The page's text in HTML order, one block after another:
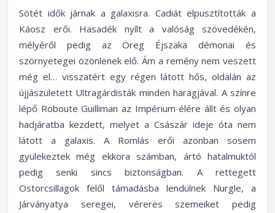
Sötét idők járnak a galaxisra. Cadiát elpusztították a
Káosz erői. Hasadék nyílt a valóság szövedékén,
mélyéről pedig az Öreg Éjszaka démonai és
szörnyetegei özönlenek elő. Ám a remény nem veszett
még el… visszatért egy régen látott hős, oldalán az
újjászületett Ultragárdisták minden haragjával. A színre
lépő Roboute Guilliman az Impérium élére állt és olyan
hadjáratba kezdett, melyet a Császár ideje óta nem
látott a galaxis. A Romlás erői azonban sosem
gyülekeztek még ekkora számban, ártó hatalmuktól
pedig senki sincs biztonságban. A rettegett
Ostorcsillagok felől támadásba lendülnek Nurgle, a
Járványatya seregei, véreres szemeiket pedig